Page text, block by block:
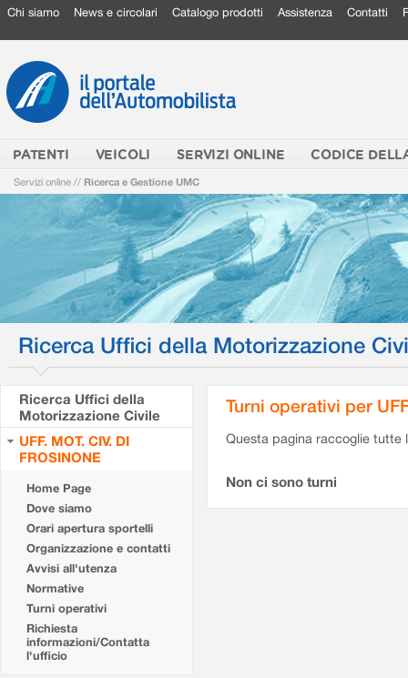
Chi siamo News e circolari Catalogo prodotti Assistenza Contatti
PATENTI VEICOLI SERVIZI ONLINE CODICE
Servizi online // Ricerca e Gestione UMC
Ricerca Uffici della Motorizzazione
Ricerca Uffici della
Motorizzazione Civile
UFF. MOT. CIV. DI
FROSINONE
Home Page
Dove siamo
Orari apertura sportelli
Organizzazione e contatti
Avvisi all'utenza
Normative
Turni operativi
Richiesta
informazioni/Contatta
l'ufficio
Turni operativi per
Questa pagina raccoglie tutte
Non ci sono turni